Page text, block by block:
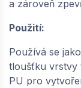
BAUDER /
a zároveň
Použití:
Používá se
tloušťku vrstvy
PU pro